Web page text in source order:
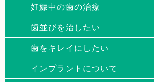
妊娠中の歯の治療
歯並びを治したい
歯をキレイにしたい
インプラントについて